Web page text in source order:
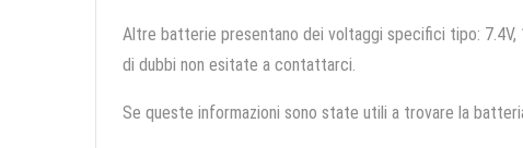
Altre batterie presentano dei voltaggi specifici tipo:
di dubbi non esitate a contattarci.
Se queste informazioni sono state utili a trovare la